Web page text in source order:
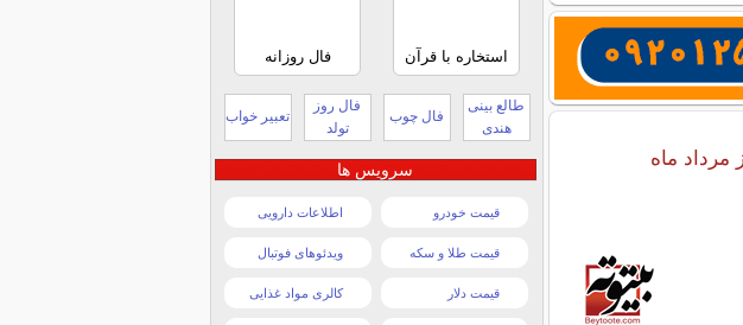
استخاره با قرآن فال روزانه
طالع بینی
هندی
فال چوب
فال روز
تولد
تعبیر خواب
سرویس ها
قیمت خودرو اطلاعات دارویی
قیمت طلا و سکه ویدئوهای فوتبال
قیمت دلار کالری مواد غذایی